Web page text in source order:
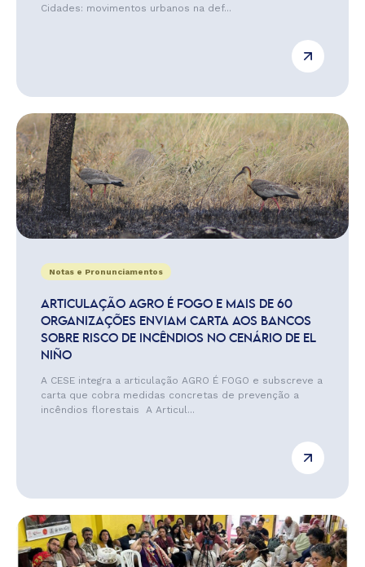
Cidades: movimentos urbanos na def...
Notas e Pronunciamentos
ARTICULAÇÃO AGRO É FOGO E MAIS DE 60
ORGANIZAÇÕES ENVIAM CARTA AOS BANCOS
SOBRE RISCO DE INCÊNDIOS NO CENÁRIO DE EL
NIÑO
A CESE integra a articulação AGRO É FOGO e subscreve a
carta que cobra medidas concretas de prevenção a
incêndios florestais A Articul...